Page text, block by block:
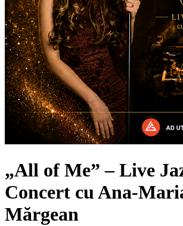
„All of Me” – Live
Concert cu Ana-
Mărgean